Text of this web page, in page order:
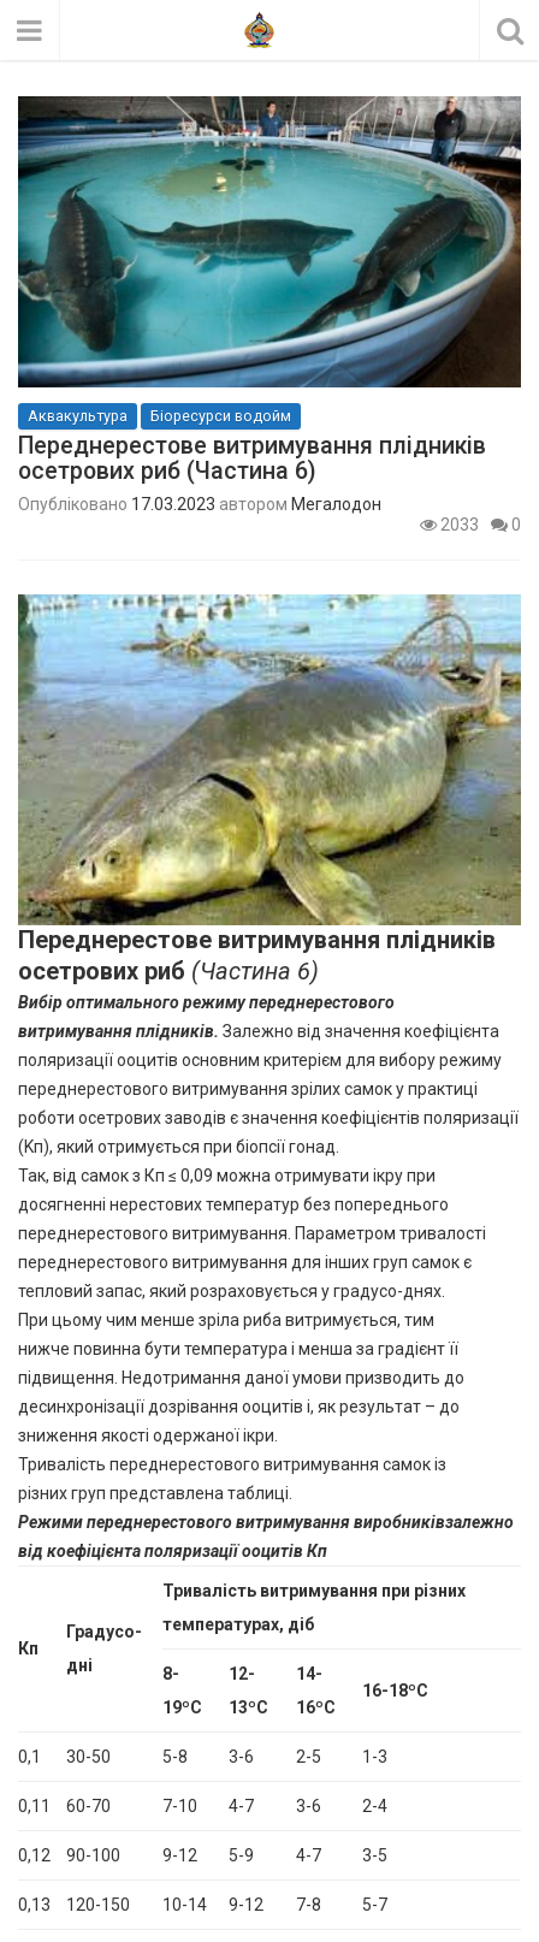
Аквакультура Біоресурси водойм
Переднерестове витримування плідників
осетрових риб (Частина 6)
Опубліковано 17.03.2023 автором Мегалодон
2033
0
Переднерестове витримування плідників
осетрових риб (Частина 6)
Вибір оптимального режиму переднерестового
витримуванняплідників. Залежно від значення коефіцієнта
поляризації ооцитів основним критерієм для вибору режиму
переднерестового витримування зрілих самок у практиці
роботи осетрових заводів є значення коефіцієнтів поляризації
(Kп), який отримується при біопсії гонад.
Так, від самок з Кп ≤ 0,09 можна отримувати ікру при
досягненні нерестових температур без попереднього
переднерестового витримування. Параметром тривалості
переднерестового витримування для інших груп самок є
тепловий запас, який розраховується у градусо-днях.
При цьому чим менше зріла риба витримується, тим
нижче повинна бути температура і менша за градієнт її
підвищення. Недотримання даної умови призводить до
десинхронізації дозрівання ооцитів і, як результат – до
зниження якості одержаної ікри.
Тривалість переднерестового витримування самок із
різних груп представлена таблиці.
Режими переднерестового витримування виробниківзалежно
від коефіцієнта поляризації ооцитів Кп
Кп
Градусо-
дні
Тривалість витримування при різних
температурах, діб
8-
19ºС
12-
13ºС
14-
16ºС
16-18ºС
0,1 30-50 5-8 3-6 2-5 1-3
0,11 60-70 7-10 4-7 3-6 2-4
0,12 90-100 9-12 5-9 4-7 3-5
0,13 120-150 10-14 9-12 7-8 5-7